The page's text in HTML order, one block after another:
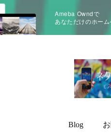
Ameba Owndで
あなただけのホー
Blog